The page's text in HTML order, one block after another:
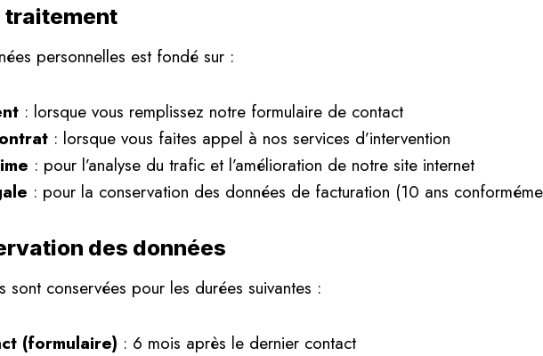
traitement
personnelles est fondé sur :
: lorsque vous remplissez notre formulaire de contact
: lorsque vous faites appel à nos services d’intervention
: pour l’analyse du trafic et l’amélioration de notre site internet
: pour la conservation des données de facturation (10 ans
des données
sont conservées pour les durées suivantes :
(formulaire) : 6 mois après le dernier contact